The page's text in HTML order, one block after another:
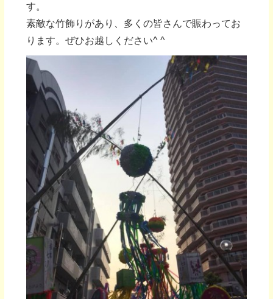
す。
素敵な竹飾りがあり、多くの皆さんで賑わってお
ります。ぜひお越しください^ ^